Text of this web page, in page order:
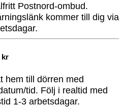
Postnord-ombud.
kommer till dig via
kr
hem till dörren med
tid. Följ i realtid med
1-3 arbetsdagar.